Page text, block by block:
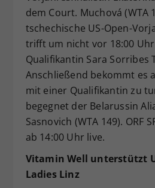
dem Court. Muchová (WTA
tschechische US-Open-
trifft um nicht vor 18:00
Qualifikantin Sara Sorribes
Anschließend bekommt es
mit einer Qualifikantin zu
begegnet der Belarussin
Sasnovich (WTA 149). ORF
ab 14:00 Uhr live.
Vitamin Well unterstützt
Ladies Linz